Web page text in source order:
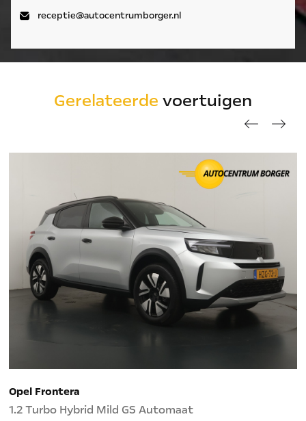
receptie@autocentrumborger.nl
Gerelateerde voertuigen
Opel Frontera
1.2 Turbo Hybrid Mild GS Automaat